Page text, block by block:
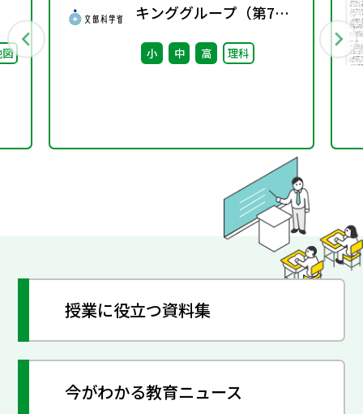
キンググループ（第7
回） 配付資料 ※算
数・数学ワーキンググル
小 中 高 理科
授業に役立つ資料集
今がわかる教育ニュース